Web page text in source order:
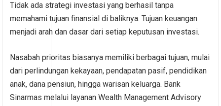
Tidak ada strategi investasi yang berhasil tanpa
memahami tujuan finansial di baliknya. Tujuan keuangan
menjadi arah dan dasar dari setiap keputusan investasi.
Nasabah prioritas biasanya memiliki berbagai tujuan, mulai
dari perlindungan kekayaan, pendapatan pasif, pendidikan
anak, dana pensiun, hingga warisan keluarga. Bank
Sinarmas melalui layanan Wealth Management Advisory